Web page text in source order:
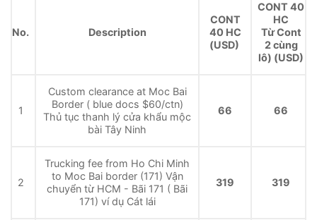
No. Description
CONT
40 HC
(USD)
CONT 40
HC
Từ Cont
2 cùng
lô) (USD)
1
Custom clearance at Moc Bai
Border ( blue docs $60/ctn)
Thủ tục thanh lý cửa khẩu mộc
bài Tây Ninh
66 66
2
Trucking fee from Ho Chi Minh
to Moc Bai border (171) Vận
chuyển từ HCM - Bãi 171 ( Bãi
171) ví dụ Cát lái
319 319